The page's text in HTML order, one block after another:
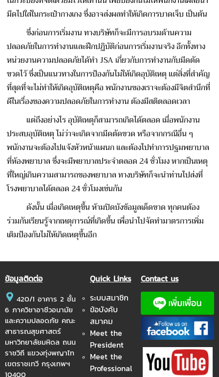
มีดไปใส่ในกระเป๋ากางเกง ซึ่งอาจส่งผลทำให้เกิดการบาดเจ็บ เป็นต้น
ซึ่งก่อนการเริ่มงาน ทางบริษัทก็จะมีการอบรมด้านความ
ปลอดภัยในการทำงานและฝึกปฏิบัติก่อนการเริ่มงานจริง อีกทั้งทาง
หน่วยงานความปลอดภัยได้ทำ JSA เกี่ยวกับการทำงานกับมีดตัด
ขวดไว้ ซึ่งเป็นแนวทางในการป้องกันไม่ให้เกิดอุบัติเหตุ แต่สิ่งที่สำคัญ
ที่สุดที่จะไม่ทำให้เกิดอุบัติเหตุคือ พนักงานของเราจะต้องมีจิตสำนึกที่
ดีในเรื่องของความปลอดภัยในการทำงาน ต้องมีสติตลอดเวลา
แต่ถึงอย่างไร อุบัติเหตุก็สามารถเกิดได้ตลอด เมื่อพนักงาน
ประสบอุบัติเหตุ ไม่ว่าจะเกิดจากมีดตัดขวด หรือจากกรณีอื่น ๆ
พนักงานจะต้องไปแจ้งหัวหน้าแผนก และต้องไปทำการปฐมพยาบาล
ที่ห้องพยาบาล ซึ่งจะมีพยาบาลประจำตลอด 24 ชั่วโมง หากเป็นเหตุ
ที่ใหญ่เกินความสามารถของพยาบาล ทางบริษัทก็จะนำท่านไปส่งที่
โรงพยาบาลได้ตลอด 24 ชั่วโมงเช่นกัน
ดังนั้น เมื่อเกิดเหตุขึ้น ห้ามปิดบังข้อมูลเด็ดขาด ทุกคนต้อง
ร่วมกันเรียนรู้จากเหตุการณ์ที่เกิดขึ้น เพื่อนำไปจัดทำมาตรการเพิ่ม
เติมป้องกันไม่ให้เกิดเหตุขึ้นอีก
ข้อมูลติดต่อ
420/1 อาคาร 2 ชั้น
6 ภาควิชาอาชีวอนามัย
และความปลอดภัย คณะ
สาธารณสุขศาสตร์
มหาวิทยาลัยมหิดล ถนน
ราชวิถี แขวงทุ่งพญาไท
เขตราชเทวี กรุงเทพฯ
10400
Quick Links
ระบบสมาชิก
ข้อบังคับ
สมาคม
Meet the
President
Meet the
Professional
Contact us